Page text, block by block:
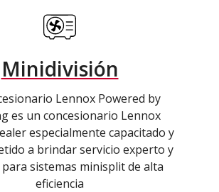
Minidivisión
Lennox Powered by
es un concesionario Lennox
especialmente capacitado y
a brindar servicio experto y
sistemas minisplit de alta
eficiencia